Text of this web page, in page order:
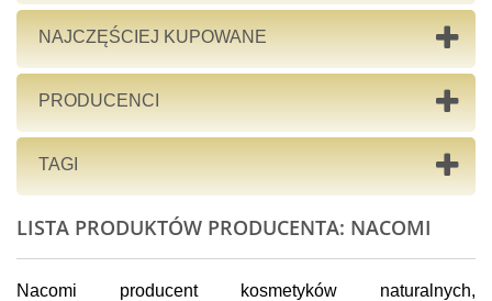
NAJCZĘŚCIEJ KUPOWANE
PRODUCENCI
TAGI
LISTA PRODUKTÓW PRODUCENTA: NACOMI
Nacomi producent kosmetyków naturalnych,